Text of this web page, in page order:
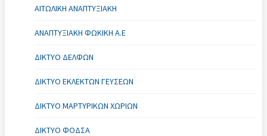
ΑΙΤΩΛΙΚΉ ΑΝΑΠΤΥΞΙΑΚΉ
ΑΝΑΠΤΥΞΙΑΚΗ ΦΩΚΙΚΗ Α.Ε
ΔΊΚΤΥΟ ΔΕΛΦΏΝ
ΔΊΚΤΥΟ ΕΚΛΕΚΤΏΝ ΓΕΎΣΕΩΝ
ΔΊΚΤΥΟ ΜΑΡΤΥΡΙΚΏΝ ΧΩΡΙΏΝ
ΔΊΚΤΥΟ ΦΟΔΣΑ